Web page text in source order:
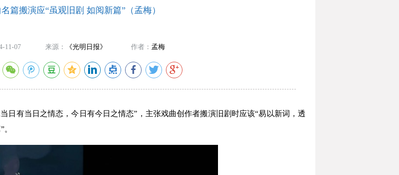
篇搬演应“虽观旧剧 如阅新篇”（孟梅）
11-07 来源： 《光明日报》 作者： 孟梅
日有当日之情态，今日有今日之情态”，主张戏曲创作者搬演旧剧时应该“易以新词，透